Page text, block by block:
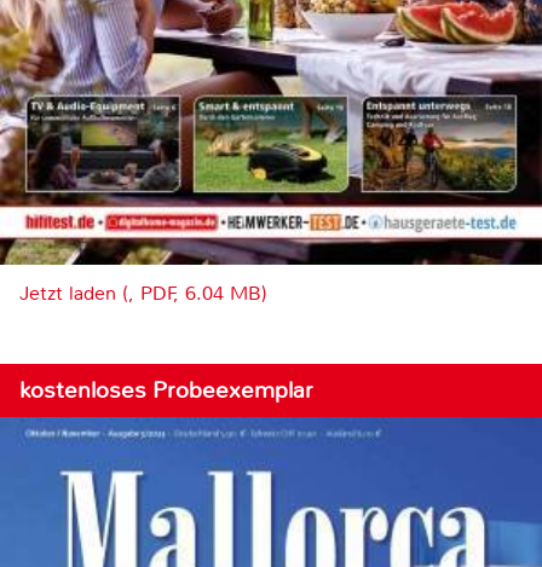
Jetzt laden (, PDF, 6.04 MB)
kostenloses Probeexemplar